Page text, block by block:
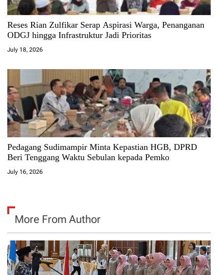
Reses Rian Zulfikar Serap Aspirasi Warga, Penanganan
ODGJ hingga Infrastruktur Jadi Prioritas
July 18, 2026
Pedagang Sudimampir Minta Kepastian HGB, DPRD
Beri Tenggang Waktu Sebulan kepada Pemko
July 16, 2026
More From Author